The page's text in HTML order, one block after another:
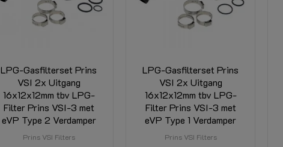
LPG-Gasfilterset Prins
VSI 2x Uitgang
16x12x12mm tbv LPG-
Filter Prins VSI-3 met
eVP Type 2 Verdamper
Prins VSI Filters
LPG-Gasfilterset Prins
VSI 2x Uitgang
16x12x12mm tbv LPG-
Filter Prins VSI-3 met
eVP Type 1 Verdamper
Prins VSI Filters